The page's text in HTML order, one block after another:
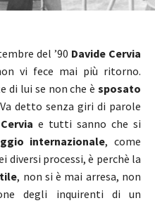
del ’90 Davide Cervia
vi fece mai più ritorno.
di lui se non che è sposato
detto senza giri di parole
e tutti sanno che si
internazionale, come
diversi processi, è perchè la
, non si è mai arresa, non
degli inquirenti di un